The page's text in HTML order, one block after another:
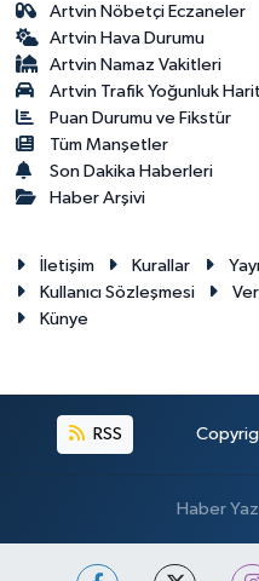
Artvin Nöbetçi Eczaneler
Artvin Hava Durumu
Artvin Namaz Vakitleri
Artvin Trafik Yoğunluk
Puan Durumu ve Fikstür
Tüm Manşetler
Son Dakika Haberleri
Haber Arşivi
İletişim Kurallar
Kullanıcı Sözleşmesi
Künye
RSS
Haber